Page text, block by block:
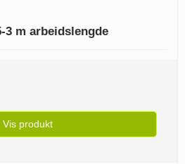
3 m arbeidslengde
Vis produkt